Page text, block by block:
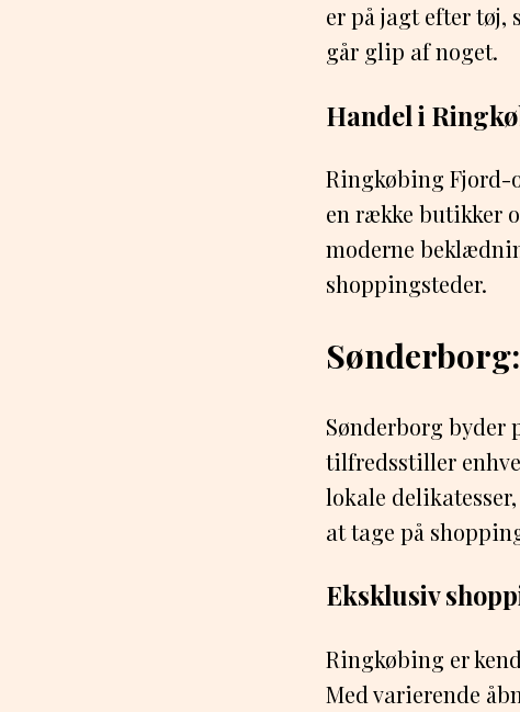
er på jagt efter tøj,
går glip af noget.
Handel i
Ringkøbing Fjord-
en række butikker
moderne
shoppingsteder.
Sønderborg byder
tilfredsstiller
lokale
at tage på
Eksklusiv
Ringkøbing er
Med varierende